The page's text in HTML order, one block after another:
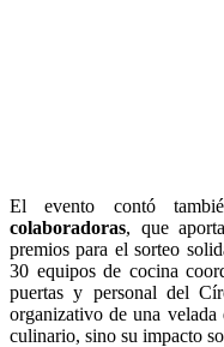
El evento contó
colaboradoras, que
premios para el sorteo
30 equipos de cocina
puertas y personal del
organizativo de una
culinario, sino su impacto